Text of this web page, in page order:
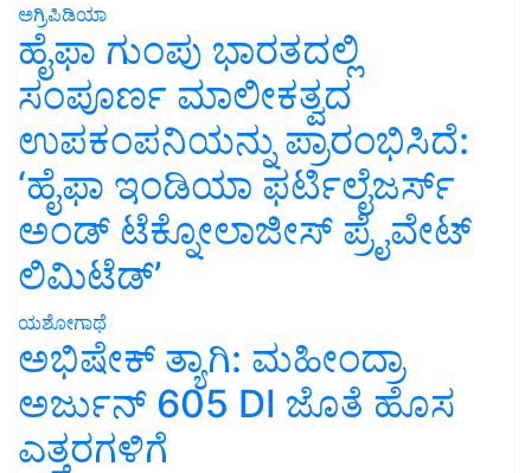
ಅಗ್ರಿಪಿಡಿಯಾ
ಹೈಫಾ ಗುಂಪು ಭಾರತದಲ್ಲಿ
ಸಂಪೂರ್ಣ ಮಾಲೀಕತ್ವದ
ಉಪಕಂಪನಿಯನ್ನು ಪ್ರಾರಂಭಿಸಿದೆ:
‘ಹೈಫಾ ಇಂಡಿಯಾ ಫರ್ಟಿಲೈಜರ್ಸ್
ಅಂಡ್ ಟೆಕ್ನೋಲಾಜೀಸ್ ಪ್ರೈವೇಟ್
ಲಿಮಿಟೆಡ್’
ಯಶೋಗಾಥೆ
ಅಭಿಷೇಕ್ ತ್ಯಾಗಿ: ಮಹೀಂದ್ರಾ
ಅರ್ಜುನ್ 605 DI ಜೊತೆ ಹೊಸ
ಎತ್ತರಗಳಿಗೆ